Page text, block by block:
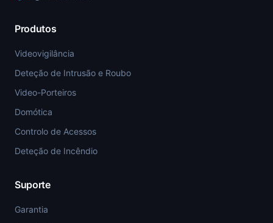
Produtos
Videovigilância
Deteção de Intrusão e Roubo
Video-Porteiros
Domótica
Controlo de Acessos
Deteção de Incêndio
Suporte
Garantia